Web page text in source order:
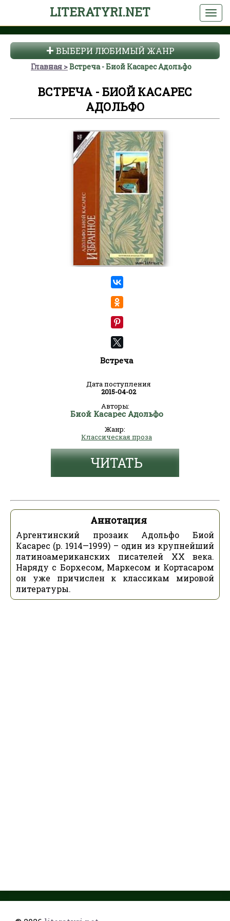
LITERATYRI.NET
ВЫБЕРИ ЛЮБИМЫЙ ЖАНР
Главная Встреча - Биой Касарес Адольфо
ВСТРЕЧА - БИОЙ КАСАРЕС
АДОЛЬФО
Встреча
Дата поступления
2015-04-02
Авторы:
Биой Касарес Адольфо
Жанр:
Классическая проза
ЧИТАТЬ
Аннотация
Аргентинский прозаик Адольфо Биой
Касарес (р. 1914—1999) – один из крупнейший
латиноамериканских писателей XX века.
Наряду с Борхесом, Маркесом и Кортасаром
он уже причислен к классикам мировой
литературы.